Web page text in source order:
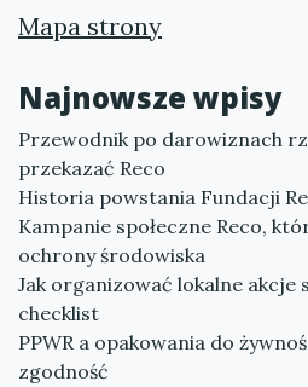
Mapa strony
Najnowsze wpisy
Przewodnik po darowiznach
przekazać Reco
Historia powstania Fundacji
Kampanie społeczne Reco,
ochrony środowiska
Jak organizować lokalne akcje
checklist
PPWR a opakowania do
zgodność